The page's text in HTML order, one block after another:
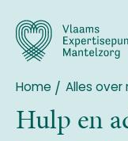
naar
inhoud
Breadcrumb
Home Alles
Hulp en